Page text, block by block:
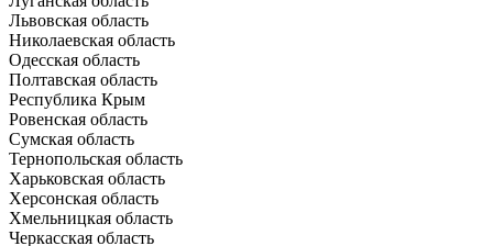
Львовская область
Николаевская область
Одесская область
Полтавская область
Республика Крым
Ровенская область
Сумская область
Тернопольская область
Харьковская область
Херсонская область
Хмельницкая область
Черкасская область